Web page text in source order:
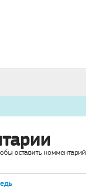
оставить комментарий